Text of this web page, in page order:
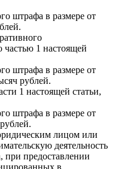
штрафа в размере от
частью 1 настоящей
штрафа в размере от
рублей.
1 настоящей статьи,
штрафа в размере от
лицом или
деятельность
при предоставлении
в